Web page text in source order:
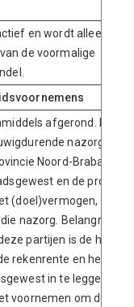
en wordt alleen nog
de voormalige
afgerond. Met
nazorg van
Noord-Brabant
en de provincie
(doel)vermogen, dat
nazorg. Belangrijk
partijen is de hoogte
rekenrente en het
in te leggen
voornemen om de